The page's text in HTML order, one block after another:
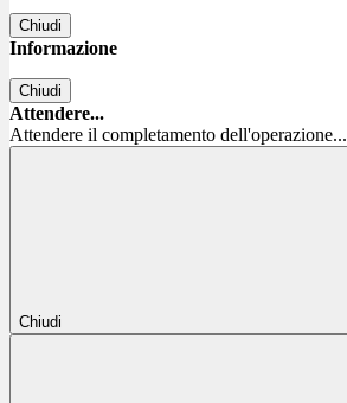
Chiudi
Informazione
Chiudi
Attendere...
Attendere il completamento dell'operazione...
Chiudi